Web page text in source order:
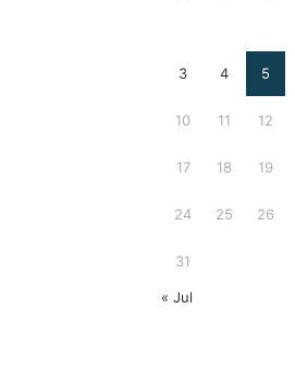
3 4 5
10 11 12
17 18 19
24 25 26
31
« Jul